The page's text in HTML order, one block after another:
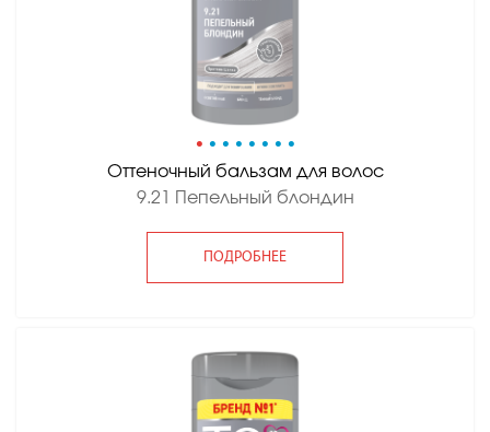
• • • • • • • •
Оттеночный бальзам для волос
9.21 Пепельный блондин
ПОДРОБНЕЕ